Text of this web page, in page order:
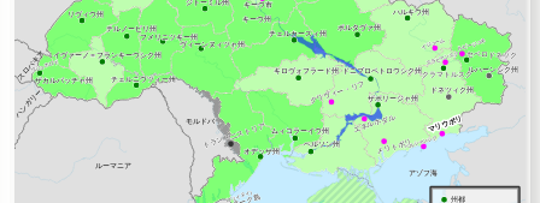
Після трьох місяців на передовій
прикордонник «Байда» повертається
додому не сам, а з бойовим «хвостом» —
кошеням, підібраним з ворожого окопу.
Відео: Держприкордонслужба